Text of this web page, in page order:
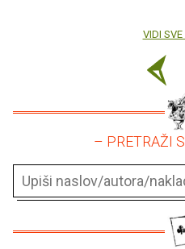
VIDI
– PRETRAŽI